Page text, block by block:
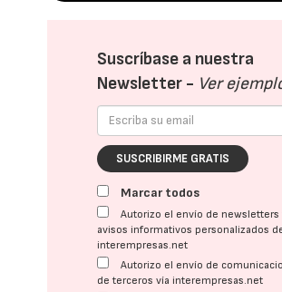
Suscríbase a nuestra
Newsletter - Ver
SUSCRIBIRME GRATIS
Marcar todos
Autorizo el envío de newsletters
avisos informativos personalizados
interempresas.net
Autorizo el envío de
de terceros vía interempresas.net